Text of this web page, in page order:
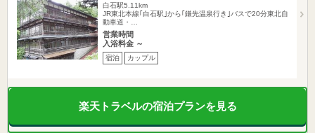
白石駅5.11km
JR東北本線｢白石駅｣から｢鎌先温泉行き｣バスで20分東北自
動車道・…
営業時間
入浴料金 ～
宿泊 カップル
楽天トラベルの宿泊プランを見る